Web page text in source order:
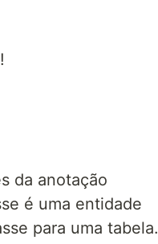
da anotação
é uma entidade
para uma tabela.